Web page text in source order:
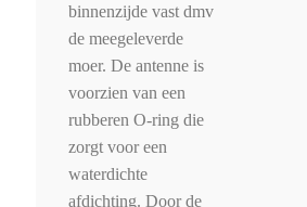
binnenzijde vast dmv
de meegeleverde
moer. De antenne is
voorzien van een
rubberen O-ring die
zorgt voor een
waterdichte
afdichting. Door de